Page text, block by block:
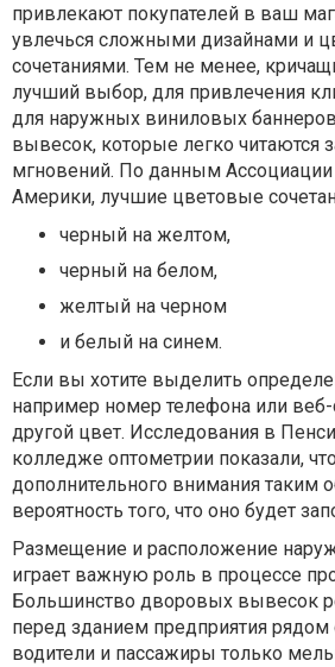
привлекают покупателей в ваш
увлечься сложными дизайнами и
сочетаниями. Тем не менее,
лучший выбор, для привлечения
для наружных виниловых
вывесок, которые легко читаются
мгновений. По данным
Америки, лучшие цветовые
черный на желтом,
черный на белом,
желтый на черном
и белый на синем.
Если вы хотите выделить
например номер телефона или веб-
другой цвет. Исследования в
колледже оптометрии показали,
дополнительного внимания таким
вероятность того, что оно будет
Размещение и расположение
играет важную роль в процессе
Большинство дворовых вывесок
перед зданием предприятия рядом
водители и пассажиры только